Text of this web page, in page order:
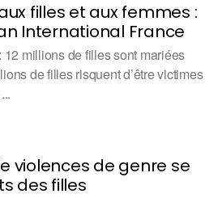
filles et aux femmes :
International France
12 millions de filles sont mariées
de filles risquent d’être victimes
violences de genre se
des filles